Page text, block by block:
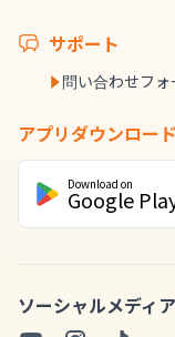
サポート
問い合わせフォ
アプリダウンロード
Download on
Google
ソーシャルメディ